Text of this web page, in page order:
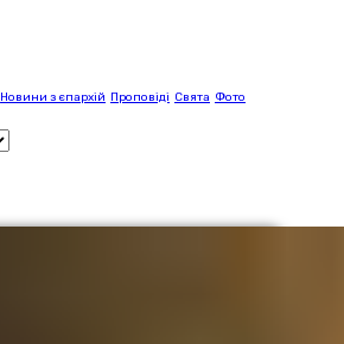
Новини з єпархій Проповіді Свята Фото